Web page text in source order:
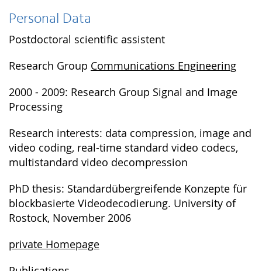
Personal Data
Postdoctoral scientific assistent
Research Group Communications Engineering
2000 - 2009: Research Group Signal and Image
Processing
Research interests: data compression, image and
video coding, real-time standard video codecs,
multistandard video decompression
PhD thesis: Standardübergreifende Konzepte für
blockbasierte Videodecodierung. University of
Rostock, November 2006
private Homepage